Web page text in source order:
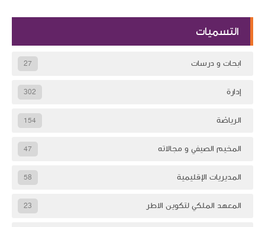
التسميات
ابحات و درسات 27
إدارة 302
الرياضة 154
المخيم الصيفي و مجالاته 47
المديريات الإقليمية 58
المعهد الملكي لتكوين الاطر 23